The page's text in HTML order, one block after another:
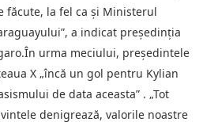
făcute, la fel ca și Ministerul
a indicat președinția
urma meciului, președintele
X „încă un gol pentru Kylian
de data aceasta” . „Tot
denigrează, valorile noastre